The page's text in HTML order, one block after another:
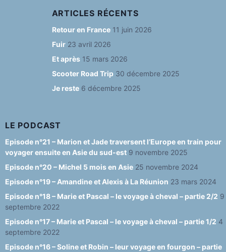
c
e
b
o
o
k
a
g
ra
m
e
s
y
T
e
n
n
el
ARTICLES RÉCENTS
Retour en France 11 juin 2026
Fuir 23 avril 2026
Et après 15 mars 2026
Scooter Road Trip 30 décembre 2025
Je reste 6 décembre 2025
LE PODCAST
Episode n°21 – Marion et Jade traversent l’Europe en train pour
voyager ensuite en Asie du sud-est 9 novembre 2025
Episode n°20 – Michel 5 mois en Asie 25 novembre 2024
Episode n°19 – Amandine et Alexis à La Réunion 23 mars 2024
Episode n°18 – Marie et Pascal – le voyage à cheval – partie 2/2 9
septembre 2022
Episode n°17 – Marie et Pascal – le voyage à cheval – partie 1/2 4
septembre 2022
Episode n°16 – Soline et Robin – leur voyage en fourgon – partie